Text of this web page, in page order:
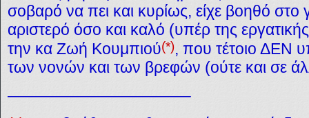
σοβαρό να πει και κυρίως, είχε βοηθό στο
αριστερό όσο και καλό (υπέρ της
την κα Ζωή Κουμπιού(*), που τέτοιο ΔΕΝ
των νονών και των βρεφών (ούτε και σε
———————————–